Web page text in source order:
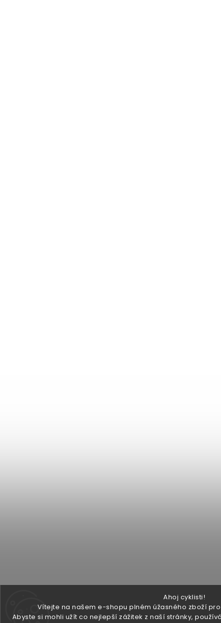
Ahoj cyklisti!
Vítejte na našem e-shopu plném úžasného zboží
Abyste si mohli užít co nejlepší zážitek z naší stránky,